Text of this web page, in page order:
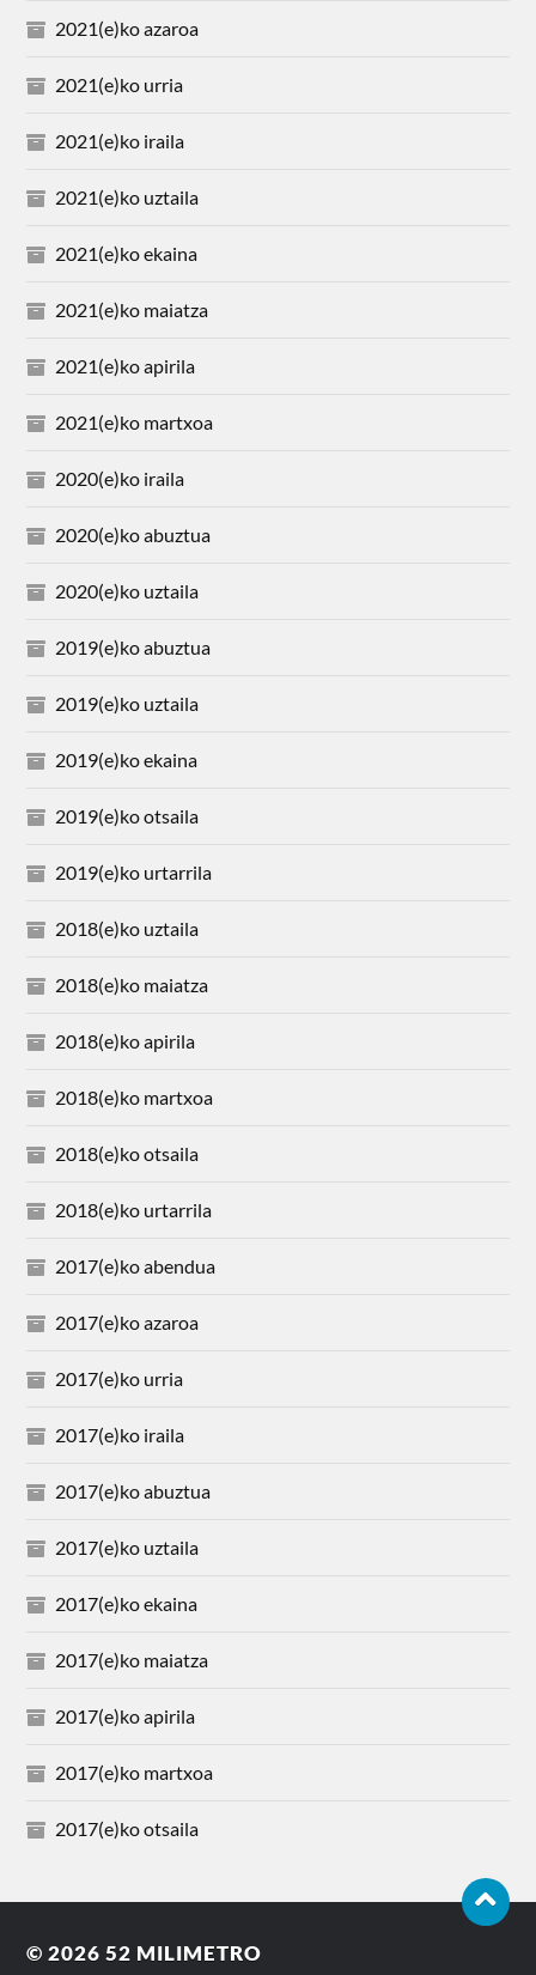
2021(e)ko azaroa
2021(e)ko urria
2021(e)ko iraila
2021(e)ko uztaila
2021(e)ko ekaina
2021(e)ko maiatza
2021(e)ko apirila
2021(e)ko martxoa
2020(e)ko iraila
2020(e)ko abuztua
2020(e)ko uztaila
2019(e)ko abuztua
2019(e)ko uztaila
2019(e)ko ekaina
2019(e)ko otsaila
2019(e)ko urtarrila
2018(e)ko uztaila
2018(e)ko maiatza
2018(e)ko apirila
2018(e)ko martxoa
2018(e)ko otsaila
2018(e)ko urtarrila
2017(e)ko abendua
2017(e)ko azaroa
2017(e)ko urria
2017(e)ko iraila
2017(e)ko abuztua
2017(e)ko uztaila
2017(e)ko ekaina
2017(e)ko maiatza
2017(e)ko apirila
2017(e)ko martxoa
2017(e)ko otsaila
© 202652 MILIMETRO